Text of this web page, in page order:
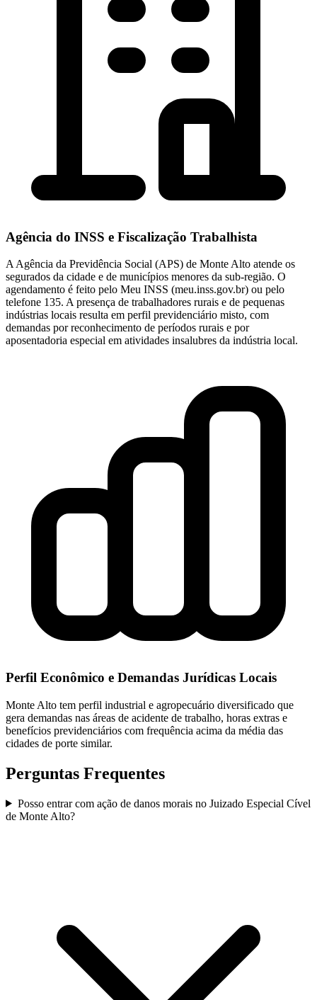
Agência do INSS e Fiscalização Trabalhista
A Agência da Previdência Social (APS) de Monte Alto atende os
segurados da cidade e de municípios menores da sub-região. O
agendamento é feito pelo Meu INSS (meu.inss.gov.br) ou pelo
telefone 135. A presença de trabalhadores rurais e de pequenas
indústrias locais resulta em perfil previdenciário misto, com
demandas por reconhecimento de períodos rurais e por
aposentadoria especial em atividades insalubres da indústria local.
Perfil Econômico e Demandas Jurídicas Locais
Monte Alto tem perfil industrial e agropecuário diversificado que
gera demandas nas áreas de acidente de trabalho, horas extras e
benefícios previdenciários com frequência acima da média das
cidades de porte similar.
Perguntas Frequentes
Posso entrar com ação de danos morais no Juizado Especial Cível
de Monte Alto?